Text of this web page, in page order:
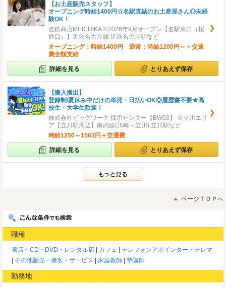
【お土産販売スタッフ】
オープニング時給1400円☆名駅直結のお土産屋さん◎未経
験OK！
名鉄商店MEICHIKA※2026年9月オープン【名駅東口（桜
通口）】近鉄名古屋線 近鉄名古屋駅など
オープニング：時給1400円 通常：時給1200円～＋交通
費全額支給
詳細を見る とりあえず保存
【搬入搬出】
登録制/夏休み中だけの単発・日払いOK◎履歴書不要★高
校生・大学生歓迎！
株式会社ビッグワーク 採用センター【BW03】 ※立川エリ
ア【立川駅周辺】南武線(川崎－立川) 立川駅など
時給1250～1563円＋交通費
詳細を見る とりあえず保存
ページＴＯＰへ
職種
書店・CD・DVD・レンタル店 カフェ
テレフォンアポインター・テレマ
その他販売・接客・サービス
家庭教師 塾講師
勤務地